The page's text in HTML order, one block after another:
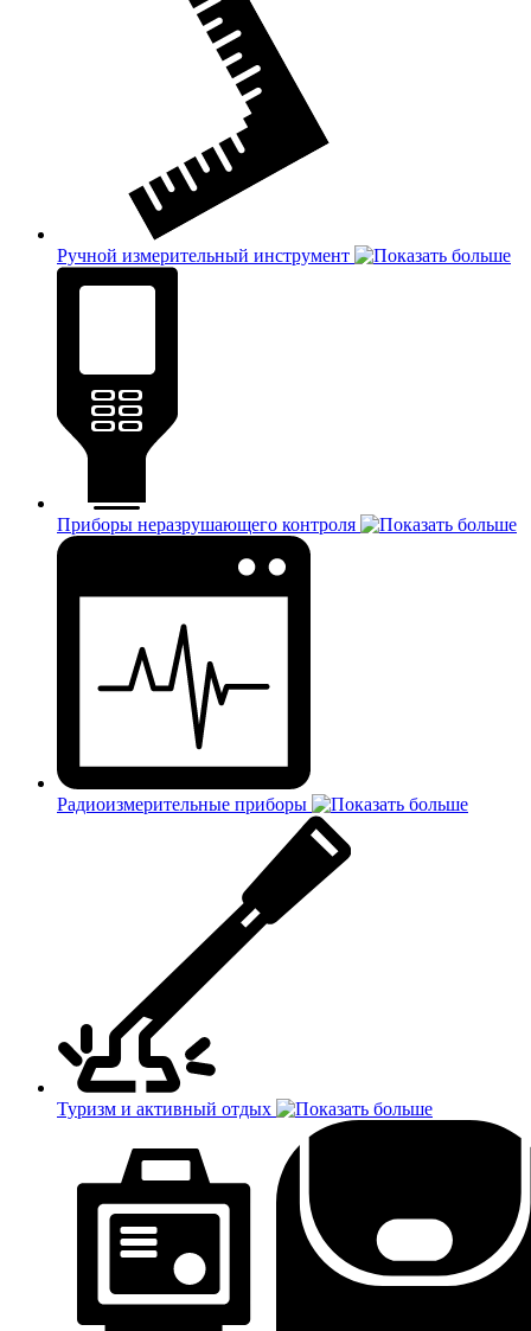
Ручной измерительный инструмент
Приборы неразрушающего контроля
Радиоизмерительные приборы
Туризм и активный отдых